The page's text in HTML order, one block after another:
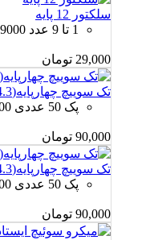
سلکتور 12 پایه
1 تا 9 عدد 39000 تومان
29,000 تومان
تک سوییچ چهارپایه(4.3*6*6) DIP
پک 50 عددی 90000 تومان
90,000 تومان
تک سوییچ چهارپایه(4.3*6*6)SMD
پک 50 عددی 90000 تومان
90,000 تومان